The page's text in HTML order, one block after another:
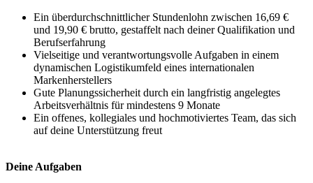
Ein überdurchschnittlicher Stundenlohn zwischen 16,69 €
und 19,90 € brutto, gestaffelt nach deiner Qualifikation und
Berufserfahrung
Vielseitige und verantwortungsvolle Aufgaben in einem
dynamischen Logistikumfeld eines internationalen
Markenherstellers
Gute Planungssicherheit durch ein langfristig angelegtes
Arbeitsverhältnis für mindestens 9 Monate
Ein offenes, kollegiales und hochmotiviertes Team, das sich
auf deine Unterstützung freut
Deine Aufgaben